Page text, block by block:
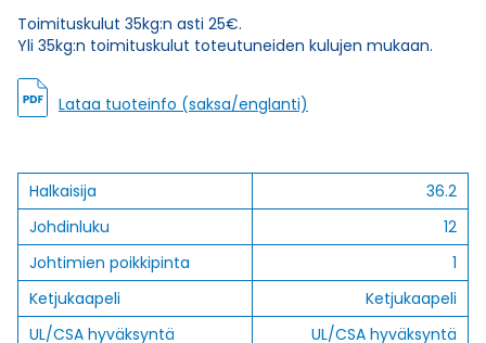
Toimituskulut 35kg:n asti 25€.
Yli 35kg:n toimituskulut toteutuneiden kulujen mukaan.
Lataa tuoteinfo (saksa/englanti)
Halkaisija
36.2
Johdinluku
12
Johtimien poikkipinta
1
Ketjukaapeli
Ketjukaapeli
UL/CSA hyväksyntä
UL/CSA hyväksyntä